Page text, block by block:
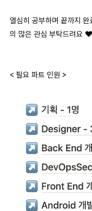
열심히 공부하며 끝까지
의 많은 관심 부탁드려요
< 필요 파트 인원 >